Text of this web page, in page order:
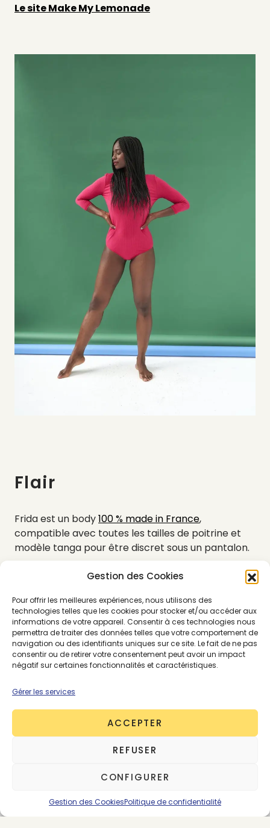
Gestion des Cookies
Pour offrir les meilleures expériences, nous utilisons des
technologies telles que les cookies pour stocker et/ou accéder aux
informations de votre appareil. Consentir à ces technologies nous
permettra de traiter des données telles que votre comportement de
navigation ou des identifiants uniques sur ce site. Le fait de ne pas
consentir ou de retirer votre consentement peut avoir un impact
négatif sur certaines fonctionnalités et caractéristiques.
Gérer les services
ACCEPTER
REFUSER
CONFIGURER
Gestion des CookiesPolitique de confidentialité
Le site Make My Lemonade
Flair
Frida est un body100 % made in France,
compatible avec toutes les tailles de poitrine et
modèle tanga pour être discret sous un pantalon.